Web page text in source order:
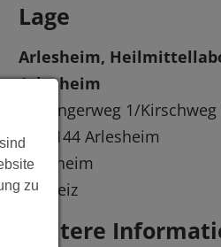
Lage
Arlesheim,
Arlesheim
Pfeffingerweg 1/Kirschweg
CH-4144 Arlesheim
Arlesheim
Schweiz
Weitere
zu